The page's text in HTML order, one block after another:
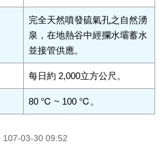
完全天然噴發硫氣孔之自然湧
泉，在地熱谷中經攔水壩蓄水
並接管供應。
每日約 2,000立方公尺。
80 ℃ ~ 100 ℃。
107-03-30 09:52